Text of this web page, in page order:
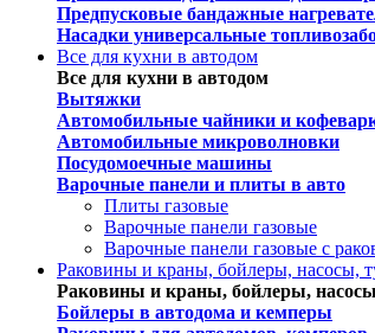
Предпусковые бандажные
Насадки универсальные
Все для кухни в автодом
Все для кухни в автодом
Вытяжки
Автомобильные чайники и
Автомобильные микроволновки
Посудомоечные машины
Варочные панели и плиты в авто
Плиты газовые
Варочные панели газовые
Варочные панели газовые c
Раковины и краны, бойлеры, насосы,
Раковины и краны, бойлеры,
Бойлеры в автодома и кемперы